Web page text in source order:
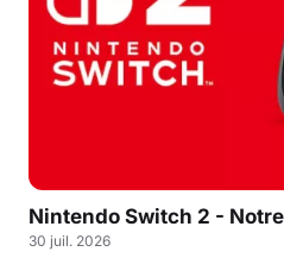
Nintendo Switch 2 -
30 juil. 2026